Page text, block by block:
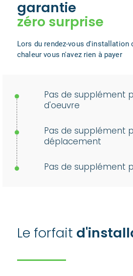
garantie
zéro surprise
Lors du rendez-vous d'installation
chaleur vous n'avez rien à payer
Pas de supplément
d'oeuvre
Pas de supplément
déplacement
Pas de supplément
Le forfait